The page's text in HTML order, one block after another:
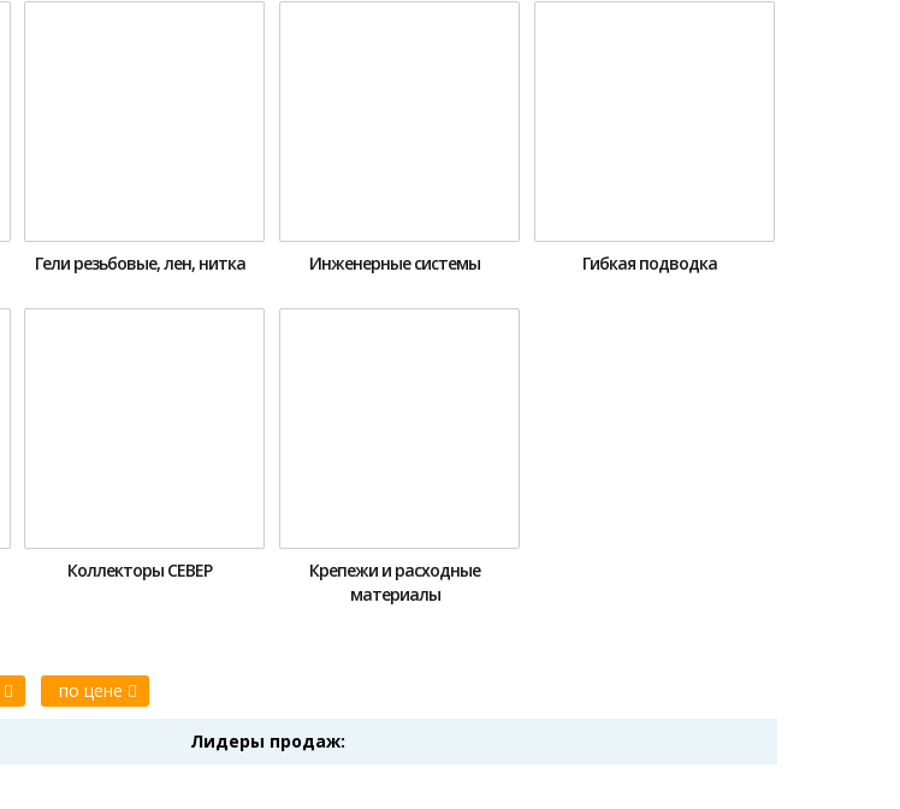
Гели резьбовые, лен, нитка Инженерные системы Гибкая подводка
Коллекторы СЕВЕР
Крепежи и расходные
материалы
по цене
Лидеры продаж: